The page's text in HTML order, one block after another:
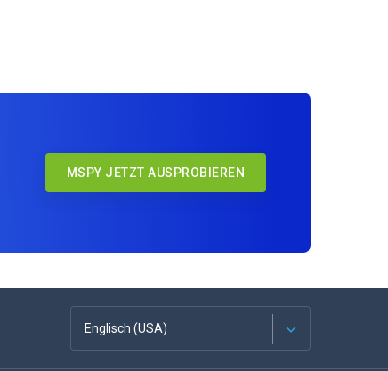
MSPY JETZT AUSPROBIEREN
Englisch (USA)